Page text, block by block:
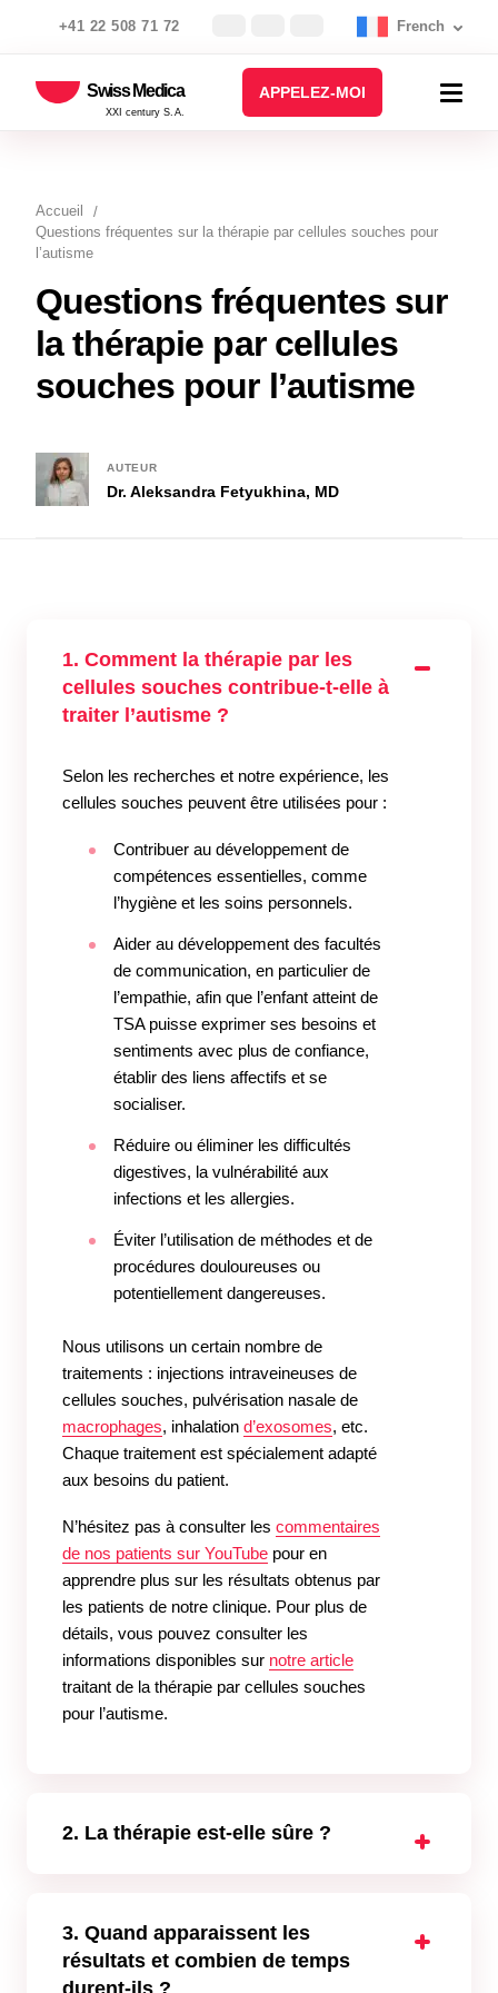
+41 22 508 71 72 French
Swiss Medica
XXI century S.A.
APPELEZ-MOI
Accueil
Questions fréquentes sur la thérapie par cellules souches pour
l’autisme
Questions fréquentes sur
la thérapie par cellules
souches pour l’autisme
1. Comment la thérapie par les
cellules souches contribue-t-elle à
traiter l’autisme ?
Selon les recherches et notre expérience, les
cellules souches peuvent être utilisées pour :
Contribuer au développement de
compétences essentielles, comme
l’hygiène et les soins personnels.
Aider au développement des facultés
de communication, en particulier de
l’empathie, afin que l’enfant atteint de
TSA puisse exprimer ses besoins et
sentiments avec plus de confiance,
établir des liens affectifs et se
socialiser.
Réduire ou éliminer les difficultés
digestives, la vulnérabilité aux
infections et les allergies.
Éviter l’utilisation de méthodes et de
procédures douloureuses ou
potentiellement dangereuses.
Nous utilisons un certain nombre de
traitements : injections intraveineuses de
cellules souches, pulvérisation nasale de
macrophages, inhalation d’exosomes, etc.
Chaque traitement est spécialement adapté
aux besoins du patient.
N’hésitez pas à consulter les commentaires
de nos patients sur YouTube pour en
apprendre plus sur les résultats obtenus par
les patients de notre clinique. Pour plus de
détails, vous pouvez consulter les
informations disponibles sur notre article
traitant de la thérapie par cellules souches
pour l’autisme.
2. La thérapie est-elle sûre ?
des dizaines d’essais cliniques conduits par
des chercheurs. Il est donc certain que les
cellules souches ne nuiront en aucun cas au
3. Quand apparaissent les
résultats et combien de temps
durent-ils ?
Dr. Aleksandra Fetyukhina, MD
AUTEUR